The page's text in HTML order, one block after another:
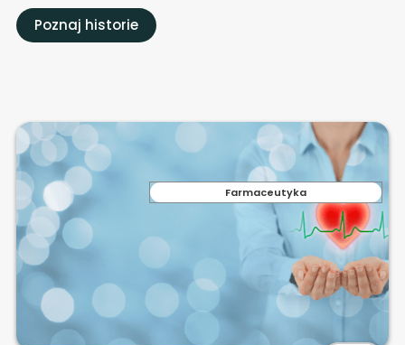
Poznaj historie
Farmaceutyka